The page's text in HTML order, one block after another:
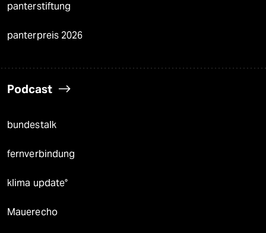
panterstiftung
panterpreis 2026
Podcast
bundestalk
fernverbindung
klima update°
Mauerecho